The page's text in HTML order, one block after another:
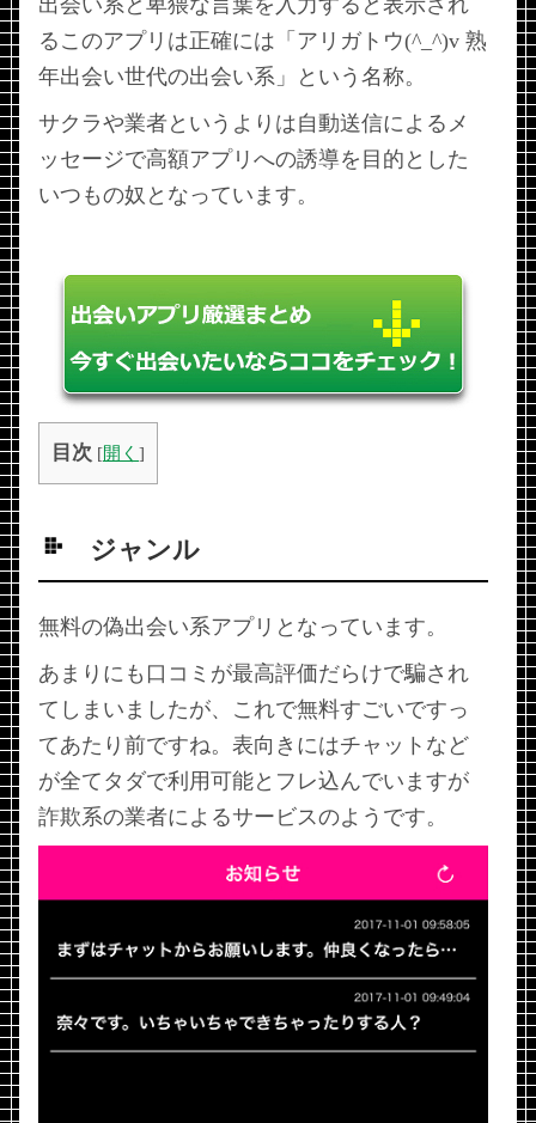
出会い系と卑猥な言葉を入力すると表示され
るこのアプリは正確には「アリガトウ(^_^)v 熟
年出会い世代の出会い系」という名称。
サクラや業者というよりは自動送信によるメ
ッセージで高額アプリへの誘導を目的とした
いつもの奴となっています。
目次 [開く ]
ジャンル
無料の偽出会い系アプリとなっています。
あまりにも口コミが最高評価だらけで騙され
てしまいましたが、これで無料すごいですっ
てあたり前ですね。表向きにはチャットなど
が全てタダで利用可能とフレ込んでいますが
詐欺系の業者によるサービスのようです。